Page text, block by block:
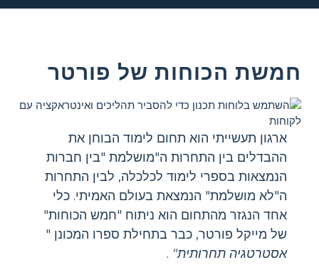
חמשת הכוחות של פורטר
ארגון תעשייתי הוא תחום לימוד הבוחן את
ההבדלים בין התחרות ה"מושלמת "בין חברות
הנמצאות בספרי לימוד לכלכלה, לבין התחרות
ה"לא מושלמת" הנמצאת בעולם האמיתי. כלי
אחד הנגזר מהתחום הוא ניתוח "חמש הכוחות"
של מייקל פורטר, כבר בתחילת ספרו המכונן "
אסטרטגיה תחרותית" .